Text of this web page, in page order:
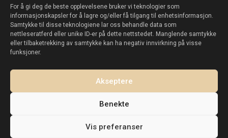
For å gi deg de beste opplevelsene bruker vi teknologier som
informasjonskapsler for å lagre og/eller få tilgang til enhetsinformasjon.
Samtykke til disse teknologiene lar oss behandle data som
nettleseratferd eller unike ID-er på dette nettstedet. Manglende samtykke
eller tilbaketrekking av samtykke kan ha negativ innvirkning på visse
funksjoner.
Akseptere
Benekte
Vis preferanser
Selg eiendommen din:
Selg eiendom i La Mata